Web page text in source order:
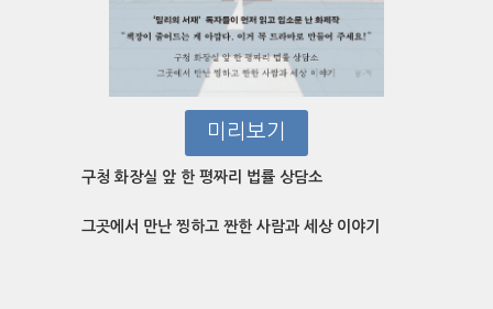
미리보기
구청 화장실 앞 한 평짜리 법률 상담소
그곳에서 만난 찡하고 짠한 사람과 세상 이야기